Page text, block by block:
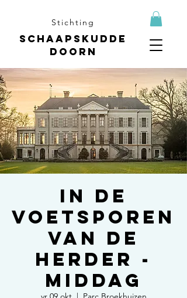
Schaapskudde
Doorn
Stichting
In de
voetsporen
van de
herder -
middag